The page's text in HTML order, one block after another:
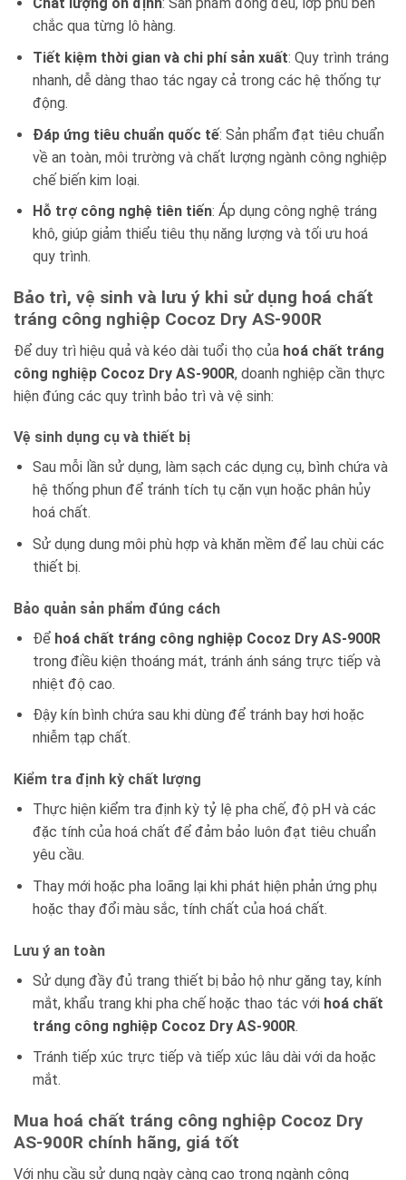
Chất lượng ổn định: Sản phẩm đồng đều, lớp phủ bền
chắc qua từng lô hàng.
Tiết kiệm thời gian và chi phí sản xuất: Quy trình tráng
nhanh, dễ dàng thao tác ngay cả trong các hệ thống tự
động.
Đáp ứng tiêu chuẩn quốc tế: Sản phẩm đạt tiêu chuẩn
về an toàn, môi trường và chất lượng ngành công nghiệp
chế biến kim loại.
Hỗ trợ công nghệ tiên tiến: Áp dụng công nghệ tráng
khô, giúp giảm thiểu tiêu thụ năng lượng và tối ưu hoá
quy trình.
Bảo trì, vệ sinh và lưu ý khi sử dụng hoá chất
tráng công nghiệp Cocoz Dry AS-900R
Để duy trì hiệu quả và kéo dài tuổi thọ của hoá chất tráng
công nghiệp Cocoz Dry AS-900R, doanh nghiệp cần thực
hiện đúng các quy trình bảo trì và vệ sinh:
Vệ sinh dụng cụ và thiết bị
Sau mỗi lần sử dụng, làm sạch các dụng cụ, bình chứa và
hệ thống phun để tránh tích tụ cặn vụn hoặc phân hủy
hoá chất.
Sử dụng dung môi phù hợp và khăn mềm để lau chùi các
thiết bị.
Bảo quản sản phẩm đúng cách
Để hoá chất tráng công nghiệp Cocoz Dry AS-900R
trong điều kiện thoáng mát, tránh ánh sáng trực tiếp và
nhiệt độ cao.
Đậy kín bình chứa sau khi dùng để tránh bay hơi hoặc
nhiễm tạp chất.
Kiểm tra định kỳ chất lượng
Thực hiện kiểm tra định kỳ tỷ lệ pha chế, độ pH và các
đặc tính của hoá chất để đảm bảo luôn đạt tiêu chuẩn
yêu cầu.
Thay mới hoặc pha loãng lại khi phát hiện phản ứng phụ
hoặc thay đổi màu sắc, tính chất của hoá chất.
Lưu ý an toàn
Sử dụng đầy đủ trang thiết bị bảo hộ như găng tay, kính
mắt, khẩu trang khi pha chế hoặc thao tác với hoá chất
tráng công nghiệp Cocoz Dry AS-900R.
Tránh tiếp xúc trực tiếp và tiếp xúc lâu dài với da hoặc
mắt.
Mua hoá chất tráng công nghiệp Cocoz Dry
AS-900R chính hãng, giá tốt
Với nhu cầu sử dụng ngày càng cao trong ngành công